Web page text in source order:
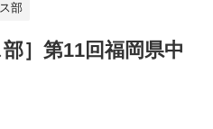
部
］第11回福岡県中